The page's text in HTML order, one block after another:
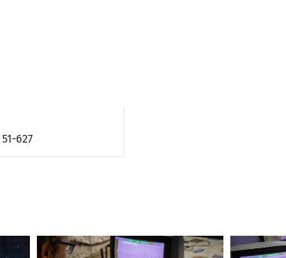
51-627
Kliknij, aby powiększyć Kliknij,